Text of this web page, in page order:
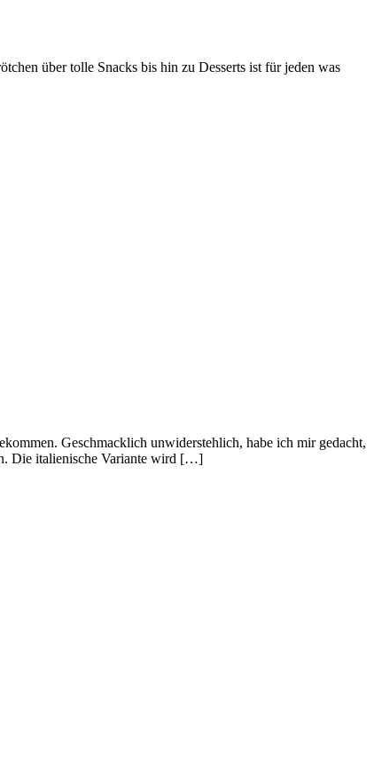
über tolle Snacks bis hin zu Desserts ist für jeden was
Geschmacklich unwiderstehlich, habe ich mir gedacht,
Die italienische Variante wird […]